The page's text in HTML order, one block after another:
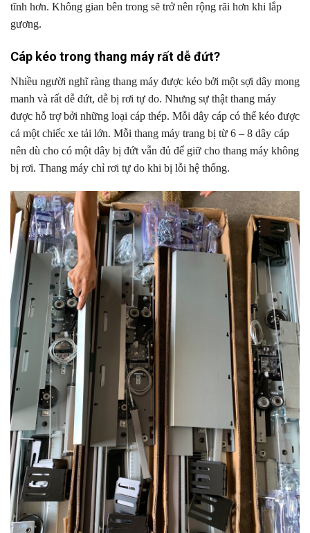
tĩnh hơn. Không gian bên trong sẽ trở nên rộng rãi hơn khi lắp
gương.
Cáp kéo trong thang máy rất dễ đứt?
Nhiều người nghĩ ràng thang máy được kéo bởi một sợi dây mong
manh và rất dễ đứt, dễ bị rơi tự do. Nhưng sự thật thang máy
được hỗ trợ bởi những loại cáp thép. Mỗi dây cáp có thể kéo được
cả một chiếc xe tải lớn. Mỗi thang máy trang bị từ 6 – 8 dây cáp
nên dù cho có một dây bị đứt vẫn đủ để giữ cho thang máy không
bị rơi. Thang máy chỉ rơi tự do khi bị lỗi hệ thống.